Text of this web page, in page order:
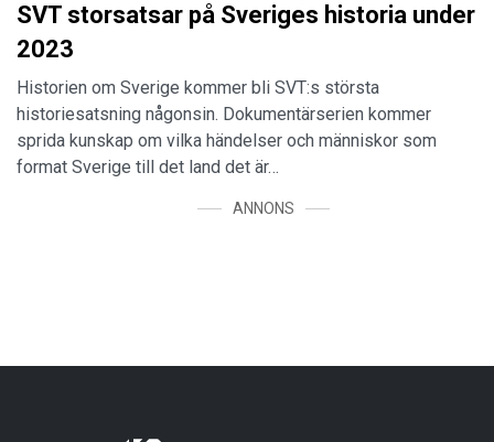
SVT storsatsar på Sveriges historia under
2023
Historien om Sverige kommer bli SVT:s största
historiesatsning någonsin. Dokumentärserien kommer
sprida kunskap om vilka händelser och människor som
format Sverige till det land det är…
ANNONS